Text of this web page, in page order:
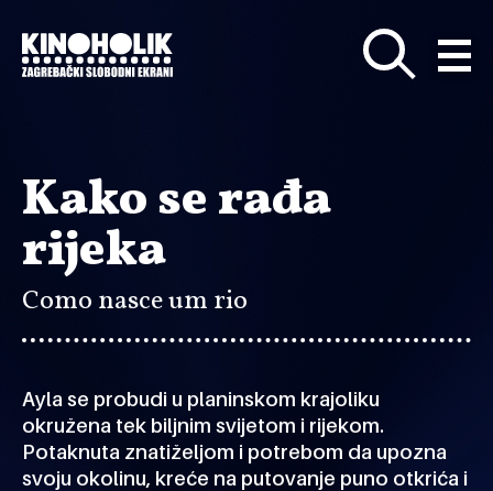
glavni
sadržaj
Kako se rađa
rijeka
Como nasce um rio
Ayla se probudi u planinskom krajoliku
okružena tek biljnim svijetom i rijekom.
Potaknuta znatiželjom i potrebom da upozna
svoju okolinu, kreće na putovanje puno otkrića i